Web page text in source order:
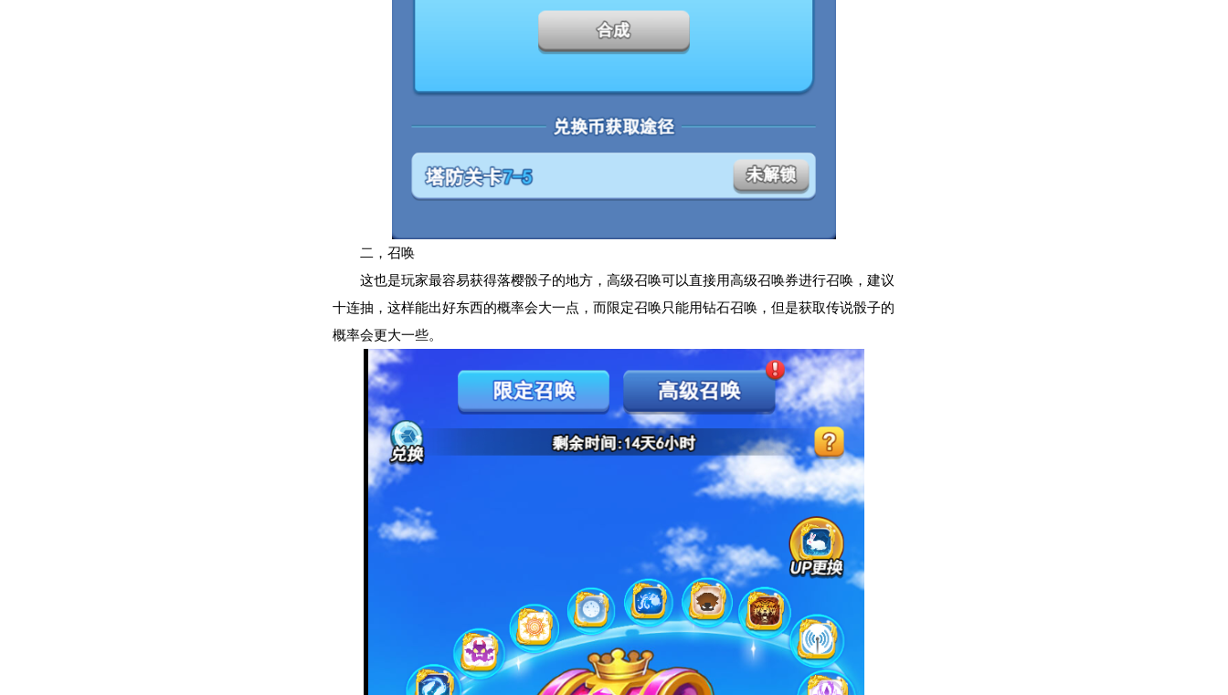
二，召唤
这也是玩家最容易获得落樱骰子的地方，高级召唤可以直接用高级召唤券进行召唤，建议
十连抽，这样能出好东西的概率会大一点，而限定召唤只能用钻石召唤，但是获取传说骰子的
概率会更大一些。